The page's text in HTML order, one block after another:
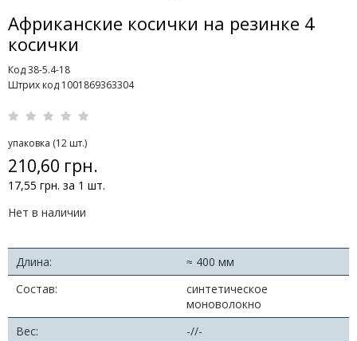
Африканские косички на резинке 4
косички
Код 38-5.4-18
Штрих код 1001869363304
упаковка (12 шт.)
210,60 грн.
17,55 грн. за 1 шт.
Нет в наличии
Длина:
≈ 400 мм
Состав:
синтетическое
моноволокно
Вес:
-//-